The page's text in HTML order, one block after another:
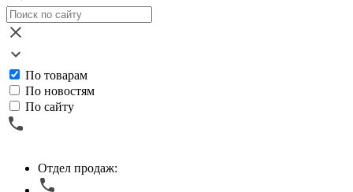
По товарам
По новостям
По сайту
Отдел продаж: